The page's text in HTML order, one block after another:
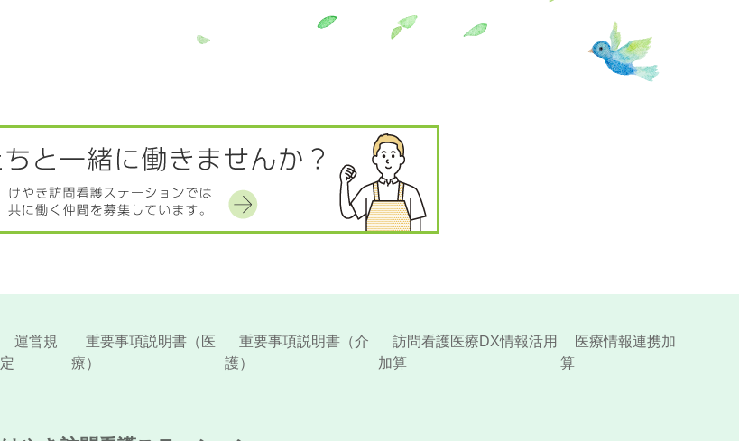
運営規
定
重要事項説明書（医
療）
重要事項説明書（介
護）
訪問看護医療DX情報活用
加算
医療情報連携加
算